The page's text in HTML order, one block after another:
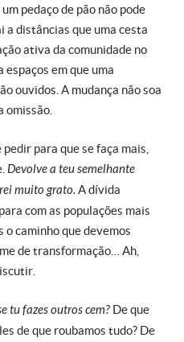
pedaço de pão não pode
distâncias que uma cesta
ativa da comunidade no
em que uma
ouvidos. A mudança não soa
omissão.
para que se faça mais,
Devolve a teu semelhante
muito grato. A dívida
com as populações mais
caminho que devemos
de transformação… Ah,
tu fazes outros cem? De que
de que roubamos tudo? De